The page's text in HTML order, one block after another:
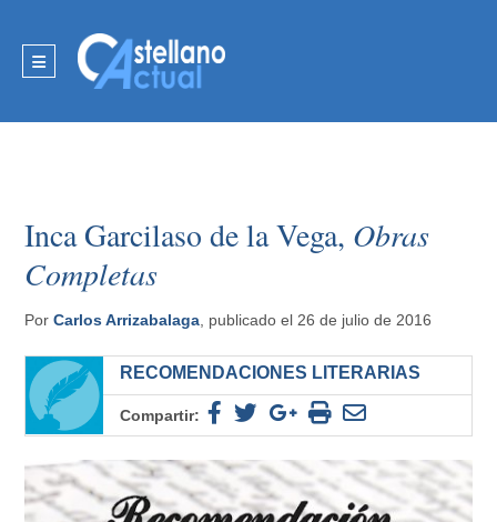
Inca Garcilaso de la Vega, Obras
Completas
PorCarlos Arrizabalaga , publicado el 26 de julio de 2016
RECOMENDACIONES LITERARIAS
Compartir: